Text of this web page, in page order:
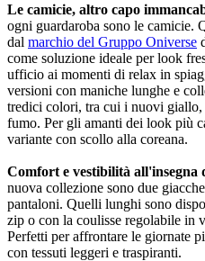
Le camicie, altro capo
ogni guardaroba sono le camicie.
dal marchio del Gruppo Oniverse
come soluzione ideale per look
ufficio ai momenti di relax in
versioni con maniche lunghe e
tredici colori, tra cui i nuovi giallo,
fumo. Per gli amanti dei look più
variante con scollo alla coreana.
Comfort e vestibilità all'insegna
nuova collezione sono due
pantaloni. Quelli lunghi sono
zip o con la coulisse regolabile in
Perfetti per affrontare le giornate
con tessuti leggeri e traspiranti.